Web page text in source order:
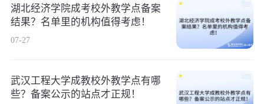
湖北经济学院成考校外教学点备案
结果？名单里的机构值得考虑！
07-27
武汉工程大学成教校外教学点有哪
些？备案公示的站点才正规！